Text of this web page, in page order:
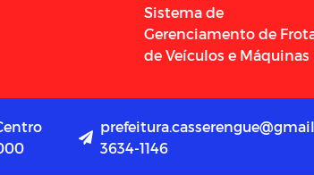
Sistema de
Gerenciamento de
de Veículos e Máquinas
3634-1146